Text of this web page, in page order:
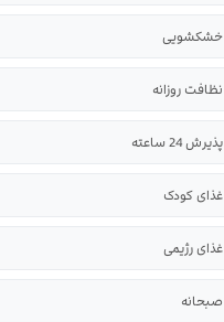
خشکشویی
نظافت روزانه
پذیرش 24 ساعته
غذای کودک
غذای رژیمی
صبحانه